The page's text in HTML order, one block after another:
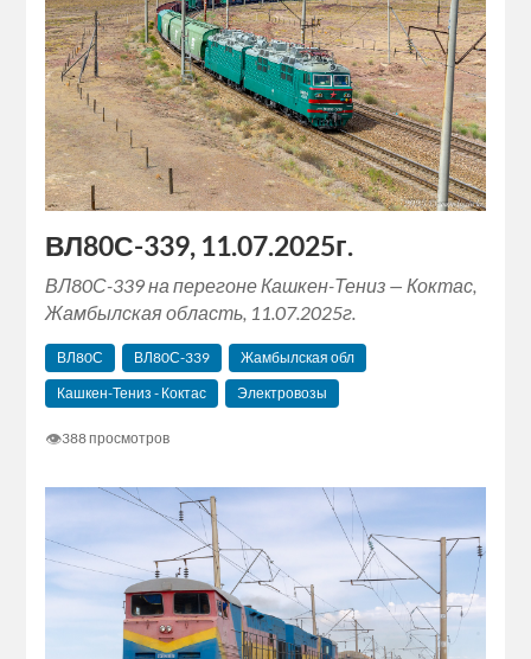
ВЛ80С-339, 11.07.2025г.
ВЛ80С-339 на перегоне Кашкен-Тениз — Коктас,
Жамбылская область, 11.07.2025г.
ВЛ80С ВЛ80С-339
Жамбылская обл
Кашкен-Тениз - Коктас
Электровозы
👁388 просмотров